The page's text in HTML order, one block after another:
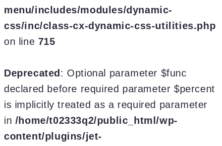
menu/includes/modules/dynamic-
css/inc/class-cx-dynamic-css-utilities.php
on line 715
Deprecated : Optional parameter $func
declared before required parameter $percent
is implicitly treated as a required parameter
in /home/t02333q2/public_html/wp-
content/plugins/jet-